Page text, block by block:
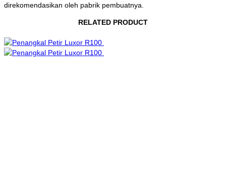
direkomendasikan oleh pabrik pembuatnya.
RELATED PRODUCT